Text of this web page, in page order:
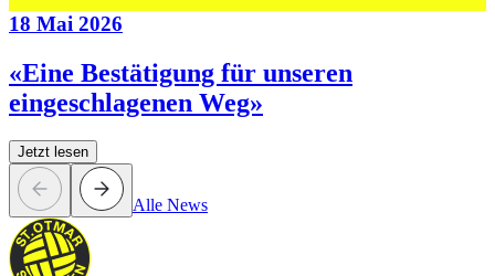
18 Mai 2026
«Eine Bestätigung für unseren
eingeschlagenen Weg»
Jetzt lesen
Alle News